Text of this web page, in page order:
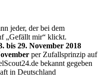
jeder, der bei dem
„Gefällt mir“ klickt.
bis 29. November 2018
per Zufallsprinzip auf
bekannt gegeben
in Deutschland